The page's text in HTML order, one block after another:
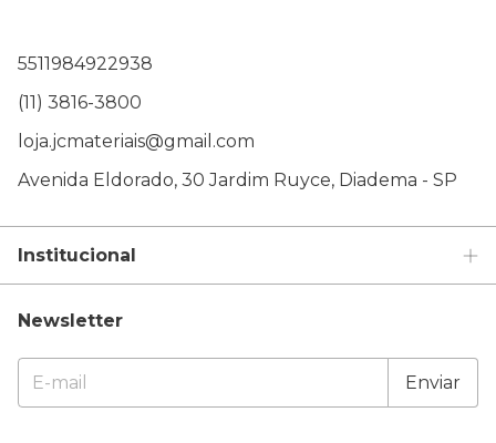
5511984922938
(11) 3816-3800
loja.jcmateriais@gmail.com
Avenida Eldorado, 30 Jardim Ruyce, Diadema - SP
Institucional
Newsletter